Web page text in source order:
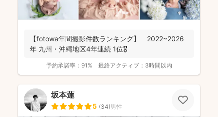
【fotowa年間撮影件数ランキング】 2022~2026
年 九州・沖縄地区4年連続 1位🎖️
予約承諾率： 91% 最終アクティブ： 3時間以内
坂本蓮
5 (34)男性